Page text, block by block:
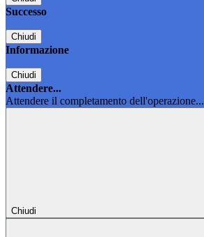
Successo
Chiudi
Informazione
Chiudi
Attendere...
Attendere il completamento dell'operazione...
Chiudi